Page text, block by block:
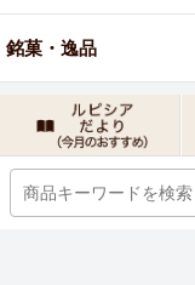
銘菓・逸品